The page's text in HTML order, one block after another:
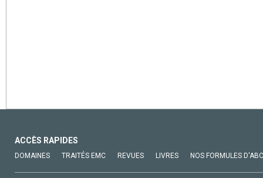
ACCÈS RAPIDES
DOMAINES TRAITÉS EMC REVUES LIVRES NOS FORMULES